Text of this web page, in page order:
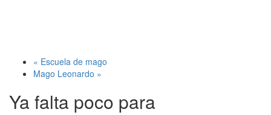
« Escuela de mago
Mago Leonardo »
Ya falta poco para